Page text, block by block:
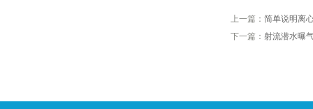
上一篇： 简单说明离
下一篇： 射流潜水曝